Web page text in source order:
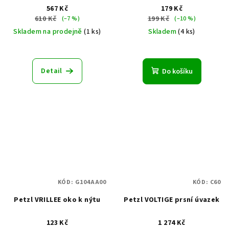
567 Kč
610 Kč
(–7 %)
Skladem na prodejně(1 ks)
Detail
přilby Petzl
179 Kč
199 Kč (–10 %)
Skladem(4 ks)
Do košíku
Petzl VRILLEE oko k nýtu
123 Kč
KÓD: G104AA00
Petzl VOLTIGE prsní úvazek
1 274 Kč
KÓD: C60